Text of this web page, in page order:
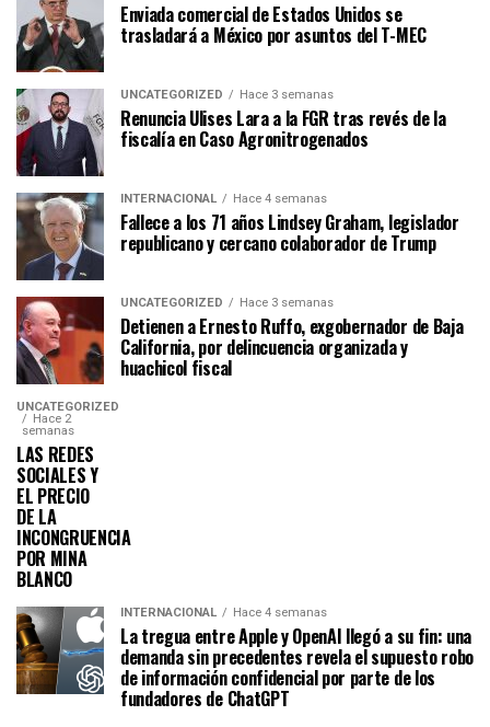
Enviada comercial de Estados Unidos se
trasladará a México por asuntos del T-MEC
UNCATEGORIZED Hace 3 semanas
Renuncia Ulises Lara a la FGR tras revés de la
fiscalía en Caso Agronitrogenados
INTERNACIONAL Hace 4 semanas
Fallece a los 71 años Lindsey Graham, legislador
republicano y cercano colaborador de Trump
UNCATEGORIZED Hace 3 semanas
Detienen a Ernesto Ruffo, exgobernador de Baja
California, por delincuencia organizada y
huachicol fiscal
UNCATEGORIZED
Hace 2
semanas
LAS REDES
SOCIALES Y
EL PRECIO
DE LA
INCONGRUENCIA
POR MINA
BLANCO
INTERNACIONAL Hace 4 semanas
La tregua entre Apple y OpenAI llegó a su fin: una
demanda sin precedentes revela el supuesto robo
de información confidencial por parte de los
fundadores de ChatGPT